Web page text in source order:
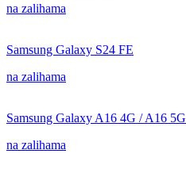
na zalihama
Samsung Galaxy S24 FE
na zalihama
Samsung Galaxy A16 4G / A16 5G
na zalihama